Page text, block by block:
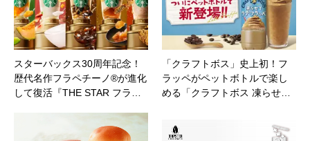
スターバックス30周年記念！
歴代名作フラペチーノ®が進化
して復活『THE STAR フラ…
「クラフトボス」史上初！フ
ラッペがペットボトルで楽し
める「クラフトボス 凍らせ…